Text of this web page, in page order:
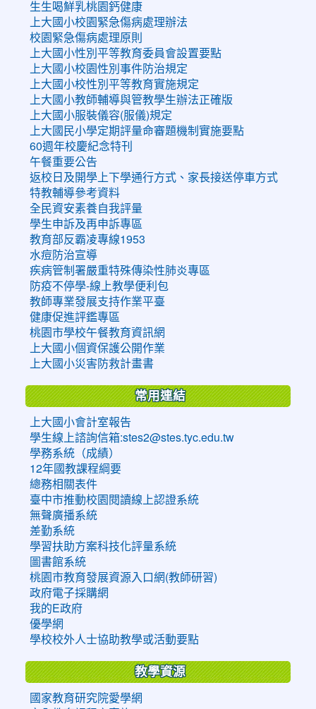
生生喝鮮乳桃園鈣健康
上大國小校園緊急傷病處理辦法
校園緊急傷病處理原則
上大國小性別平等教育委員會設置要點
上大國小校園性別事件防治規定
上大國小校性別平等教育實施規定
上大國小教師輔導與管教學生辦法正確版
上大國小服裝儀容(服儀)規定
上大國民小學定期評量命審題機制實施要點
60週年校慶紀念特刊
午餐重要公告
返校日及開學上下學通行方式、家長接送停車方式
特教輔導參考資料
全民資安素養自我評量
學生申訴及再申訴專區
教育部反霸凌專線1953
水痘防治宣導
疾病管制署嚴重特殊傳染性肺炎專區
防疫不停學-線上教學便利包
教師專業發展支持作業平臺
健康促進評鑑專區
桃園市學校午餐教育資訊網
上大國小個資保護公開作業
上大國小災害防救計畫書
常用連結
上大國小會計室報告
學生線上諮詢信箱:stes2@stes.tyc.edu.tw
學務系統（成績）
12年國教課程綱要
總務相關表件
臺中市推動校園閱讀線上認證系統
無聲廣播系統
差勤系統
學習扶助方案科技化評量系統
圖書館系統
桃園市教育發展資源入口網(教師研習)
政府電子採購網
我的E政府
優學網
學校校外人士協助教學或活動要點
教學資源
國家教育研究院愛學網